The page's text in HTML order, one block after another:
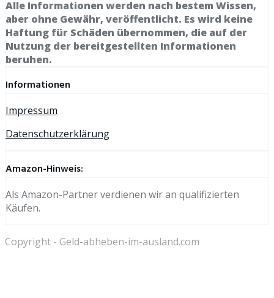
Alle Informationen werden nach bestem Wissen,
aber ohne Gewähr, veröffentlicht. Es wird keine
Haftung für Schäden übernommen, die auf der
Nutzung der bereitgestellten Informationen
beruhen.
Informationen
Impressum
Datenschutzerklärung
Amazon-Hinweis:
Als Amazon-Partner verdienen wir an qualifizierten
Käufen.
Copyright - Geld-abheben-im-ausland.com